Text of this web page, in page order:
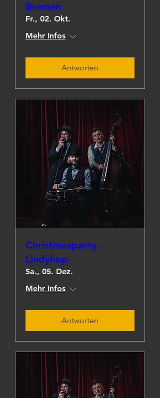
Bremen
Fr., 02. Okt.
Mehr Infos
Antworten
Christmasparty -
Lindyhop
Sa., 05. Dez.
Mehr Infos
Antworten